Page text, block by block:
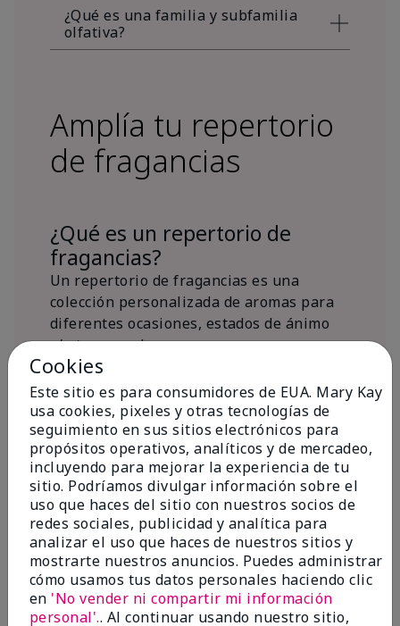
¿Qué es una familia y subfamilia
olfativa?
Amplía tu repertorio
de fragancias
¿Qué es un repertorio de
fragancias?
Un repertorio de fragancias es una
colección personalizada de aromas para
diferentes ocasiones, estados de ánimo
y/o temporadas.
¿Dónde encaja la fragancia Mary
Kay® True Optimism™ Eau de
Parfum?
Inspiración de la
fragancia
Sobre Mary Kay® True Optimism™
Cookies
Este sitio es para consumidores de EUA. Mary Kay
usa cookies, pixeles y otras tecnologías de
seguimiento en sus sitios electrónicos para
propósitos operativos, analíticos y de mercadeo,
incluyendo para mejorar la experiencia de tu
sitio. Podríamos divulgar información sobre el
uso que haces del sitio con nuestros socios de
redes sociales, publicidad y analítica para
analizar el uso que haces de nuestros sitios y
mostrarte nuestros anuncios. Puedes administrar
cómo usamos tus datos personales haciendo clic
en 'No vender ni compartir mi información
personal'.. Al continuar usando nuestro sitio,